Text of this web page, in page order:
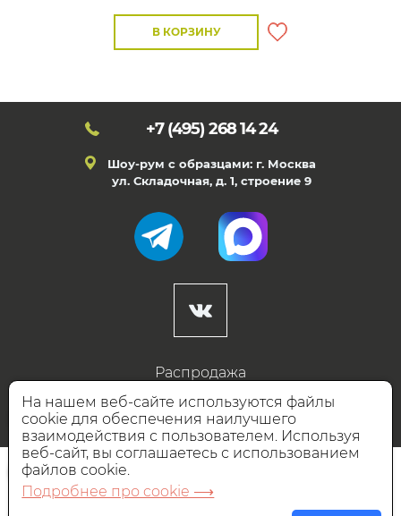
В КОРЗИНУ
+7 (495) 268 14 24
Шоу-рум с образцами: г. Москва
ул. Складочная, д. 1, строение 9
Распродажа
Готовые дизайны
Дизайнерам
НАШИ ПАРТНЁРЫ
На нашем веб-сайте используются файлы
cookie для обеспечения наилучшего
взаимодействия с пользователем. Используя
веб-сайт, вы соглашаетесь с использованием
файлов cookie.
Подробнее про cookie ⟶